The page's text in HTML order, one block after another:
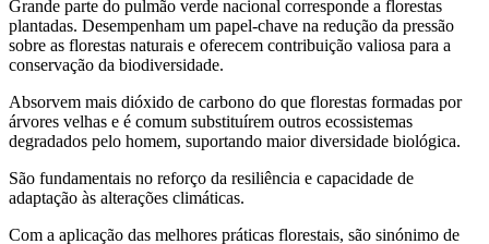
Grande parte do pulmão verde nacional corresponde a florestas
plantadas. Desempenham um papel-chave na redução da pressão
sobre as florestas naturais e oferecem contribuição valiosa para a
conservação da biodiversidade.
Absorvem mais dióxido de carbono do que florestas formadas por
árvores velhas e é comum substituírem outros ecossistemas
degradados pelo homem, suportando maior diversidade biológica.
São fundamentais no reforço da resiliência e capacidade de
adaptação às alterações climáticas.
Com a aplicação das melhores práticas florestais, são sinónimo de